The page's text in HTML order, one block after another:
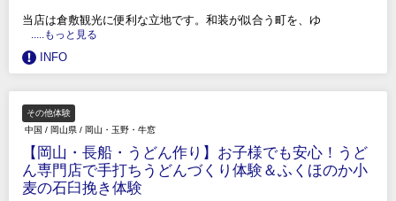
当店は倉敷観光に便利な立地です。和装が似合う町を、ゆ
.....もっと見る
INFO
その他体験
中国 / 岡山県 / 岡山・玉野・牛窓
【岡山・長船・うどん作り】お子様でも安心！うど
ん専門店で手打ちうどんづくり体験＆ふくほのか小
麦の石臼挽き体験